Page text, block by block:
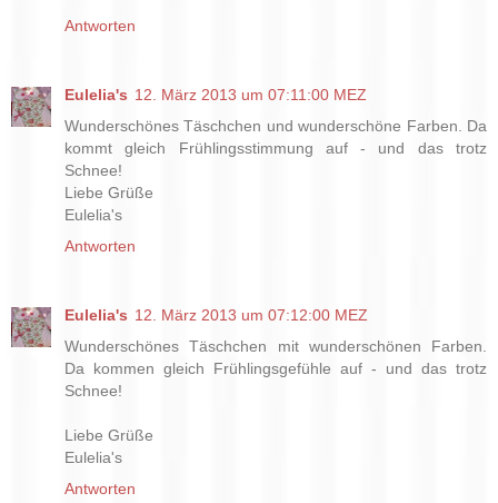
Antworten
Eulelia's 12. März 2013 um 07:11:00 MEZ
Wunderschönes Täschchen und wunderschöne Farben. Da
kommt gleich Frühlingsstimmung auf - und das trotz
Schnee!
Liebe Grüße
Eulelia's
Antworten
Eulelia's 12. März 2013 um 07:12:00 MEZ
Wunderschönes Täschchen mit wunderschönen Farben.
Da kommen gleich Frühlingsgefühle auf - und das trotz
Schnee!
Liebe Grüße
Eulelia's
Antworten